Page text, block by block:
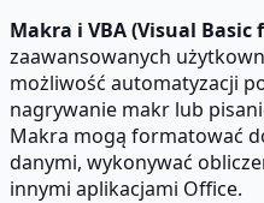
Makra i VBA (Visual
zaawansowanych
możliwość automatyzacji
nagrywanie makr lub
Makra mogą formatować
danymi, wykonywać
innymi aplikacjami Office.